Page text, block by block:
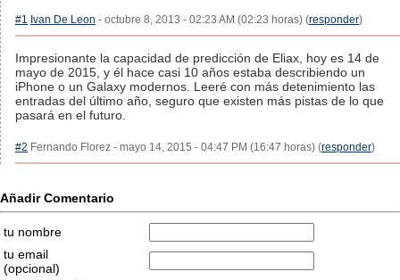
#1 Ivan De Leon - octubre 8, 2013 - 02:23 AM (02:23 horas) (responder)
Impresionante la capacidad de predicción de Eliax, hoy es 14 de
mayo de 2015, y él hace casi 10 años estaba describiendo un
iPhone o un Galaxy modernos. Leeré con más detenimiento las
entradas del último año, seguro que existen más pistas de lo que
pasará en el futuro.
#2 Fernando Florez - mayo 14, 2015 - 04:47 PM (16:47 horas) (responder)
Añadir Comentario
tu nombre
tu email
(opcional)